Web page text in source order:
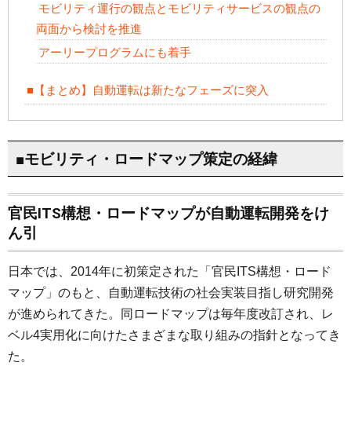
モビリティ運行の観点とモビリティサービスの観点の
両面から検討を推進
アーリープログラムにも着手
■【まとめ】自動運転は新たなフェーズに突入
■モビリティ・ロードマップ策定の経緯
官民ITS構想・ロードマップが自動運転開発をけ
ん引
日本では、2014年に初策定された「官民ITS構想・ロード
マップ」のもと、自動運転技術の社会実装目指し研究開発
が進められてきた。同ロードマップは毎年度改訂され、レ
ベル4実用化に向けたさまざまな取り組みの指針となってき
た。